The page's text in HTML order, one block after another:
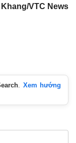
Khang/VTC News
. Xem hướng